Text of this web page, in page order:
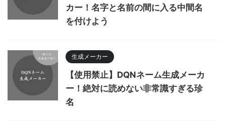
カー！名字と名前の間に入る中間名
を付けよう
生成メーカー
【使用禁止】DQNネーム生成メーカ
ー！絶対に読めない非常識すぎる珍
名